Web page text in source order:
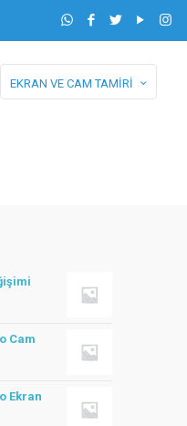
EKRAN VE CAM TAMİRİ
Cam
Ekran